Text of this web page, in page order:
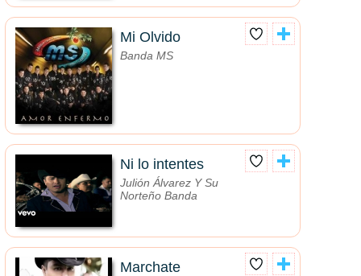
Mi Olvido
Banda MS
Ni lo intentes
Julión Álvarez Y Su
Norteño Banda
Marchate